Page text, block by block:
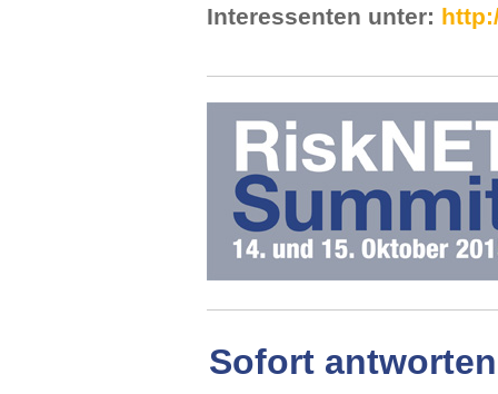
Interessenten unter:
Sofort